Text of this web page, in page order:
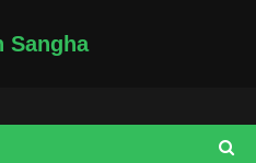
Sangha